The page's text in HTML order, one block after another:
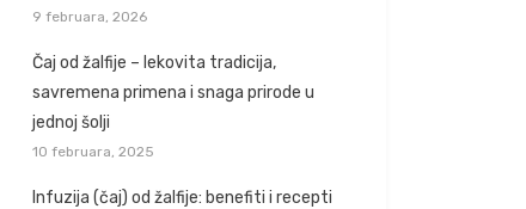
9 februara, 2026
Čaj od žalfije – lekovita tradicija,
savremena primena i snaga prirode u
jednoj šolji
10 februara, 2025
Infuzija (čaj) od žalfije: benefiti i recepti